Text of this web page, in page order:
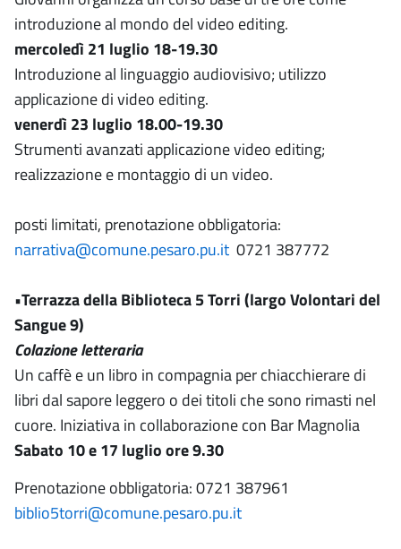
introduzione al mondo del video editing.
mercoledì 21 luglio 18-19.30
Introduzione al linguaggio audiovisivo; utilizzo
applicazione di video editing.
venerdì 23 luglio 18.00-19.30
Strumenti avanzati applicazione video editing;
realizzazione e montaggio di un video.
posti limitati, prenotazione obbligatoria:
narrativa@comune.pesaro.pu.it 0721 387772
•Terrazza della Biblioteca 5 Torri (largo Volontari del
Sangue 9)
Colazione letteraria
Un caffè e un libro in compagnia per chiacchierare di
libri dal sapore leggero o dei titoli che sono rimasti nel
cuore. Iniziativa in collaborazione con Bar Magnolia
Sabato 10 e 17 luglio ore 9.30
Prenotazione obbligatoria: 0721 387961
biblio5torri@comune.pesaro.pu.it